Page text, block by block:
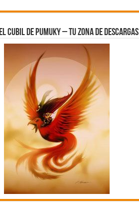
El Cubil de Pumuky – Tu zona de Descargas